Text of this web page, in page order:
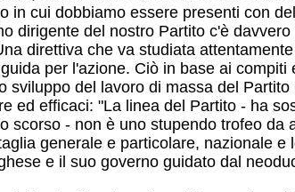
in cui dobbiamo essere presenti con
dirigente del nostro Partito c'è
direttiva che va studiata
per l'azione. Ciò in base ai
sviluppo del lavoro di massa del
ed efficaci: "La linea del Partito - ha
scorso - non è uno stupendo trofeo
generale e particolare, nazionale
e il suo governo guidato dal